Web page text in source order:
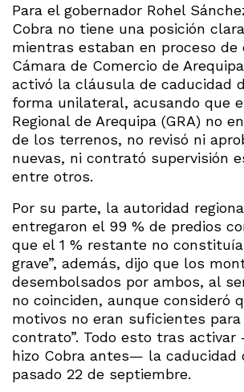
Para el gobernador Rohel
Cobra no tiene una posición
mientras estaban en proceso de
Cámara de Comercio de
activó la cláusula de caducidad
forma unilateral, acusando que
Regional de Arequipa (GRA) no
de los terrenos, no revisó ni
nuevas, ni contrató supervisión
entre otros.
Por su parte, la autoridad
entregaron el 99 % de predios
que el 1 % restante no
grave”, además, dijo que los
desembolsados por ambos, al
no coinciden, aunque consideró
motivos no eran suficientes para
contrato”. Todo esto tras
hizo Cobra antes— la caducidad
pasado 22 de septiembre.